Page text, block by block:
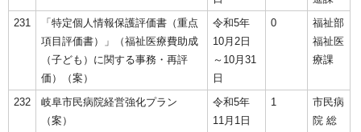
231
「特定個人情報保護評価書（重点
項目評価書）」（福祉医療費助成
（子ども）に関する事務・再評
価）（案）
令和5年
10月2日
～10月31
日
0
福祉部
福祉医
療課
232
岐阜市民病院経営強化プラン
（案）
令和5年
11月1日
1
市民病
院 総